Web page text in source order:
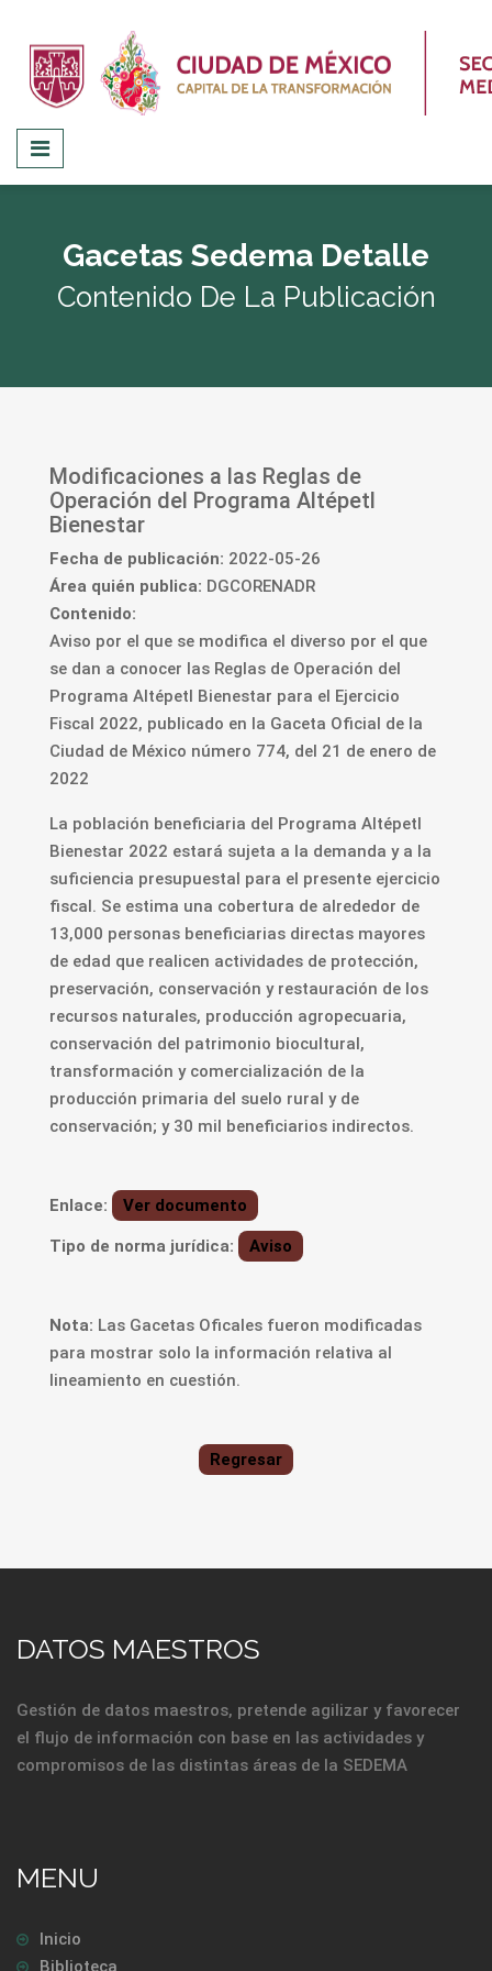
Gacetas Sedema Detalle
Contenido De La Publicación
Modificaciones a las Reglas de
Operación del Programa Altépetl
Bienestar
Fecha de publicación: 2022-05-26
Área quién publica: DGCORENADR
Contenido:
Aviso por el que se modifica el diverso por el que
se dan a conocer las Reglas de Operación del
Programa Altépetl Bienestar para el Ejercicio
Fiscal 2022, publicado en la Gaceta Oficial de la
Ciudad de México número 774, del 21 de enero de
2022
La población beneficiaria del Programa Altépetl
Bienestar 2022 estará sujeta a la demanda y a la
suficiencia presupuestal para el presente ejercicio
fiscal. Se estima una cobertura de alrededor de
13,000 personas beneficiarias directas mayores
de edad que realicen actividades de protección,
preservación, conservación y restauración de los
recursos naturales, producción agropecuaria,
conservación del patrimonio biocultural,
transformación y comercialización de la
producción primaria del suelo rural y de
conservación; y 30 mil beneficiarios indirectos.
Enlace: Ver documento
Tipo de norma jurídica: Aviso
Nota: Las Gacetas Oficales fueron modificadas
para mostrar solo la información relativa al
lineamiento en cuestión.
Regresar
DATOS MAESTROS
Gestión de datos maestros, pretende agilizar y favorecer
el flujo de información con base en las actividades y
compromisos de las distintas áreas de la SEDEMA
MENU
Inicio
Biblioteca